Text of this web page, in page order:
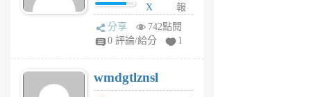
X
Pe
Jc
R
P
報
分享
742點閱
0 評論/給分
1
wmdgtlznsl